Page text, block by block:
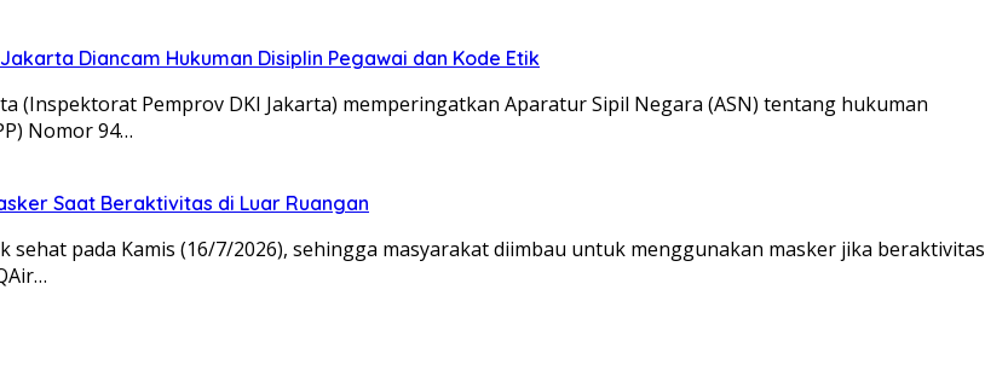
Diancam Hukuman Disiplin Pegawai dan Kode Etik
(Inspektorat Pemprov DKI Jakarta) memperingatkan Aparatur Sipil Negara (ASN) tentang hukuman
Nomor 94…
Saat Beraktivitas di Luar Ruangan
sehat pada Kamis (16/7/2026), sehingga masyarakat diimbau untuk menggunakan masker jika beraktivitas